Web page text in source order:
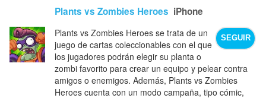
Plants vs Zombies Heroes iPhone
SEGUIR
Plants vs Zombies Heroes se trata de un
juego de cartas coleccionables con el que
los jugadores podrán elegir su planta o
zombi favorito para crear un equipo y pelear contra
amigos o enemigos. Además, Plants vs Zombies
Heroes cuenta con un modo campaña, tipo cómic,